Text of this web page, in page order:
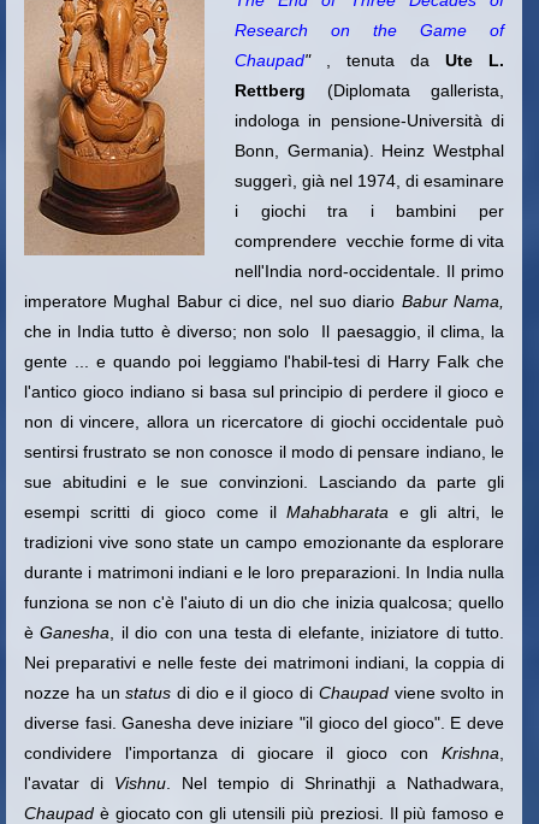
Research on the Game of
Chaupad", tenuta daUte L.
Rettberg (Diplomata gallerista,
indologa in pensione-Università di
Bonn, Germania). Heinz Westphal
suggerì, già nel 1974, di esaminare
i giochi tra i bambini per
comprendere vecchie forme di vita
nell'India nord-occidentale. Il primo
imperatore Mughal Babur ci dice, nel suo diario Babur Nama,
che in India tutto è diverso; non solo Il paesaggio, il clima, la
gente ... e quando poi leggiamo l'habil-tesi di Harry Falk che
l'antico gioco indiano si basa sul principio di perdere il gioco e
non di vincere, allora un ricercatore di giochi occidentale può
sentirsi frustrato se non conosce il modo di pensare indiano, le
sue abitudini e le sue convinzioni. Lasciando da parte gli
esempi scritti di gioco come ilMahabharatae gli altri, le
tradizioni vive sono state un campo emozionante da esplorare
durante i matrimoni indiani e le loro preparazioni. In India nulla
funziona se non c'è l'aiuto di un dio che inizia qualcosa; quello
èGanesha , il dio con una testa di elefante, iniziatore di tutto.
Nei preparativi e nelle feste dei matrimoni indiani, la coppia di
nozze ha un status di dio e il gioco di Chaupadviene svolto in
diverse fasi. Ganesha deve iniziare "il gioco del gioco". E deve
condividere l'importanza di giocare il gioco conKrishna
l'avatar di Vishnu . Nel tempio di Shrinathji a Nathadwara,
Chaupad è giocato con gli utensili più preziosi. Il più famoso e